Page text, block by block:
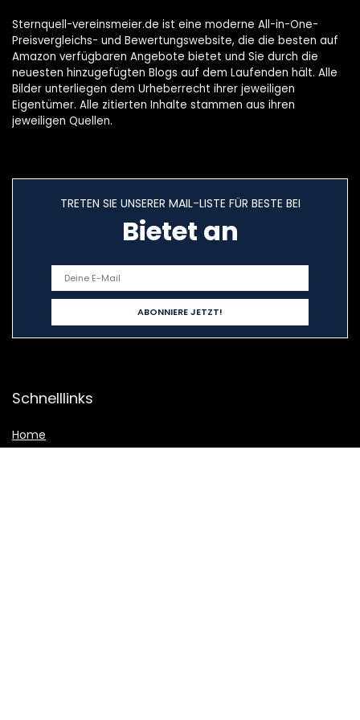
Sternquell-vereinsmeier.de ist eine moderne All-in-One-
Preisvergleichs- und Bewertungswebsite, die die besten auf
Amazon verfügbaren Angebote bietet und Sie durch die
neuesten hinzugefügten Blogs auf dem Laufenden hält. Alle
Bilder unterliegen dem Urheberrecht ihrer jeweiligen
Eigentümer. Alle zitierten Inhalte stammen aus ihren
jeweiligen Quellen.
TRETEN SIE UNSERER MAIL-LISTE FÜR BESTE BEI
Bietet an
Schnelllinks
Home